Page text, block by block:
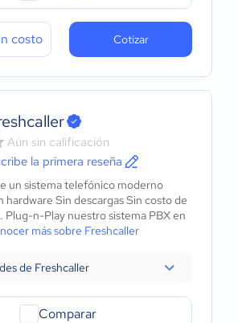
costo Cotizar
Aún sin calificación
la primera reseña
un sistema telefónico moderno
hardware Sin descargas Sin costo de
n-Play nuestro sistema PBX en
más sobre Freshcaller
de Freshcaller
Comparar